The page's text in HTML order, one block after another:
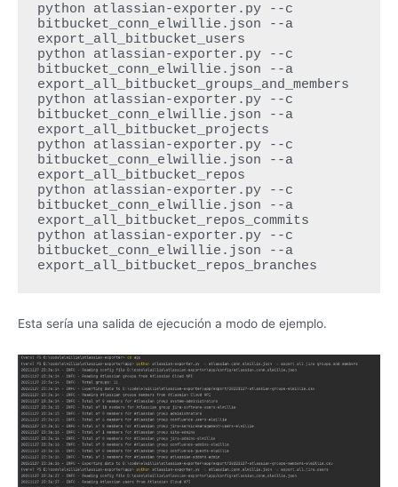
python atlassian-exporter.py --c
bitbucket_conn_elwillie.json --a
export_all_bitbucket_users
python atlassian-exporter.py --c
bitbucket_conn_elwillie.json --a
export_all_bitbucket_groups_and_members
python atlassian-exporter.py --c
bitbucket_conn_elwillie.json --a
export_all_bitbucket_projects
python atlassian-exporter.py --c
bitbucket_conn_elwillie.json --a
export_all_bitbucket_repos
python atlassian-exporter.py --c
bitbucket_conn_elwillie.json --a
export_all_bitbucket_repos_commits
python atlassian-exporter.py --c
bitbucket_conn_elwillie.json --a
export_all_bitbucket_repos_branches
Esta sería una salida de ejecución a modo de ejemplo.